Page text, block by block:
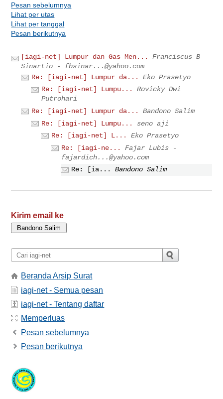
Pesan sebelumnya
Lihat per utas
Lihat per tanggal
Pesan berikutnya
[iagi-net] Lumpur dan Gas Men...
Franciscus B
Sinartio - fbsinar...@yahoo.com
Re: [iagi-net] Lumpur da...
Eko Prasetyo
Re: [iagi-net] Lumpu...
Rovicky Dwi
Putrohari
Re: [iagi-net] Lumpur da...
Bandono Salim
Re: [iagi-net] Lumpu...
seno aji
Re: [iagi-net] L...
Eko Prasetyo
Re: [iagi-ne...
Fajar Lubis -
fajardich...@yahoo.com
Re: [ia...
Bandono Salim
Kirim email ke
Beranda Arsip Surat
iagi-net - Semua pesan
iagi-net - Tentang daftar
Memperluas
Pesan sebelumnya
Pesan berikutnya